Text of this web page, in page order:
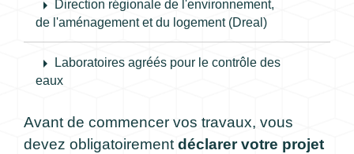
arrow_right
Direction régionale de l'environnement,
de l'aménagement et du logement (Dreal)
arrow_right
Laboratoires agréés pour le contrôle des
eaux
Avant de commencer vos travaux, vous
devez obligatoirementdéclarer votre projet